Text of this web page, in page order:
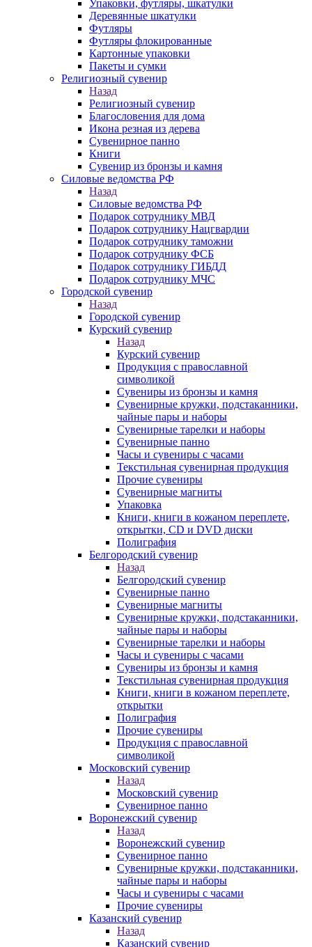
Упаковки, футляры, шкатулки
Деревянные шкатулки
Футляры
Футляры флокированные
Картонные упаковки
Пакеты и сумки
Религиозный сувенир
Назад
Религиозный сувенир
Благословения для дома
Икона резная из дерева
Сувенирное панно
Книги
Сувенир из бронзы и камня
Силовые ведомства РФ
Назад
Силовые ведомства РФ
Подарок сотруднику МВД
Подарок сотруднику Нацгвардии
Подарок сотруднику таможни
Подарок сотруднику ФСБ
Подарок сотруднику ГИБДД
Подарок сотруднику МЧС
Городской сувенир
Назад
Городской сувенир
Курский сувенир
Назад
Курский сувенир
Продукция с православной
символикой
Сувениры из бронзы и камня
Сувенирные кружки, подстаканники,
чайные пары и наборы
Сувенирные тарелки и наборы
Сувенирные панно
Часы и сувениры с часами
Текстильная сувенирная продукция
Прочие сувениры
Сувенирные магниты
Упаковка
Книги, книги в кожаном переплете,
открытки, CD и DVD диски
Полиграфия
Белгородский сувенир
Назад
Белгородский сувенир
Сувенирные панно
Сувенирные магниты
Сувенирные кружки, подстаканники,
чайные пары и наборы
Сувенирные тарелки и наборы
Часы и сувениры с часами
Сувениры из бронзы и камня
Текстильная сувенирная продукция
Книги, книги в кожаном переплете,
открытки
Полиграфия
Прочие сувениры
Продукция с православной
символикой
Московский сувенир
Назад
Московский сувенир
Сувенирное панно
Воронежский сувенир
Назад
Воронежский сувенир
Сувенирное панно
Сувенирные кружки, подстаканники,
чайные пары и наборы
Часы и сувениры с часами
Прочие сувениры
Казанский сувенир
Назад
Казанский сувенир